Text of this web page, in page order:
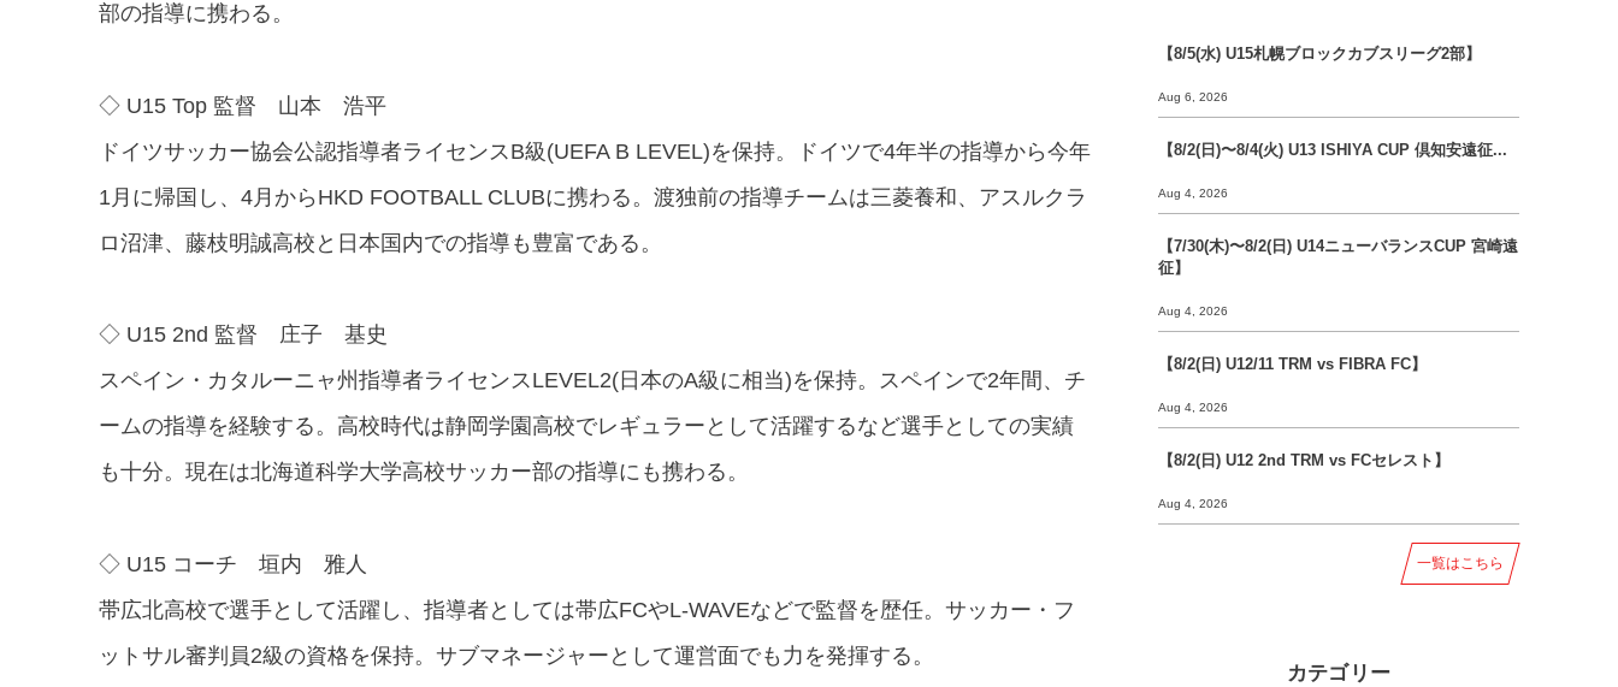
部の指導に携わる。
◇ U15 Top 監督 山本 浩平
ドイツサッカー協会公認指導者ライセンスB級(UEFA B LEVEL)を保持。ドイツで4年半の指導から今年
1月に帰国し、4月からHKD FOOTBALL CLUBに携わる。渡独前の指導チームは三菱養和、アスルクラ
ロ沼津、藤枝明誠高校と日本国内での指導も豊富である。
◇ U15 2nd 監督 庄子 基史
スペイン・カタルーニャ州指導者ライセンスLEVEL2(日本のA級に相当)を保持。スペインで2年間、チ
ームの指導を経験する。高校時代は静岡学園高校でレギュラーとして活躍するなど選手としての実績
も十分。現在は北海道科学大学高校サッカー部の指導にも携わる。
◇ U15 コーチ 垣内 雅人
帯広北高校で選手として活躍し、指導者としては帯広FCやL-WAVEなどで監督を歴任。サッカー・フ
ットサル審判員2級の資格を保持。サブマネージャーとして運営面でも力を発揮する。
【8/5(水) U15札幌ブロックカブスリーグ2部】
Aug 6, 2026
【8/2(日)〜8/4(火) U13 ISHIYA CUP 倶知安遠征...
Aug 4, 2026
【7/30(木)〜8/2(日) U14ニューバランスCUP 宮崎遠
征】
Aug 4, 2026
【8/2(日) U12/11 TRM vs FIBRA FC】
Aug 4, 2026
【8/2(日) U12 2nd TRM vs FCセレスト】
Aug 4, 2026
一覧はこちら
カテゴリー